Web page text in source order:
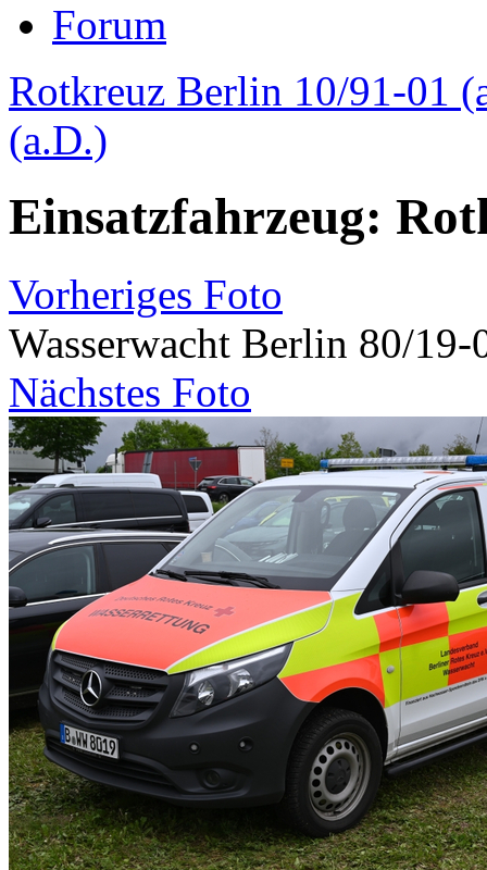
Forum
Rotkreuz Berlin 10/91-01
(a.D.)
Einsatzfahrzeug:
Vorheriges Foto
Wasserwacht Berlin 80/19-
Nächstes Foto